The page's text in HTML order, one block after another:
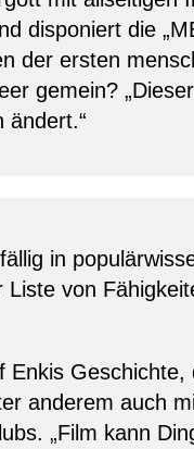
disponiert die
der ersten
gemein?
ändert.“
in
von
Enkis Geschichte,
anderem auch
„Film kann